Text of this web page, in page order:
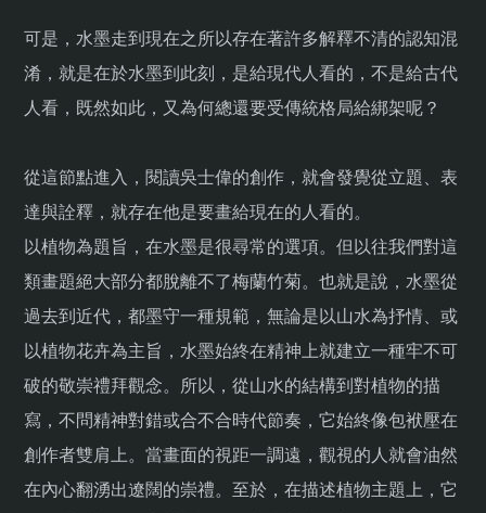
可是，水墨走到現在之所以存在著許多解釋不清的認知混
淆，就是在於水墨到此刻，是給現代人看的，不是給古代
人看，既然如此，又為何總還要受傳統格局給綁架呢？
從這節點進入，閱讀吳士偉的創作，就會發覺從立題、表
達與詮釋，就存在他是要畫給現在的人看的。
以植物為題旨，在水墨是很尋常的選項。但以往我們對這
類畫題絕大部分都脫離不了梅蘭竹菊。也就是說，水墨從
過去到近代，都墨守一種規範，無論是以山水為抒情、或
以植物花卉為主旨，水墨始終在精神上就建立一種牢不可
破的敬崇禮拜觀念。所以，從山水的結構到對植物的描
寫，不問精神對錯或合不合時代節奏，它始終像包袱壓在
創作者雙肩上。當畫面的視距一調遠，觀視的人就會油然
在內心翻湧出遼闊的崇禮。至於，在描述植物主題上，它